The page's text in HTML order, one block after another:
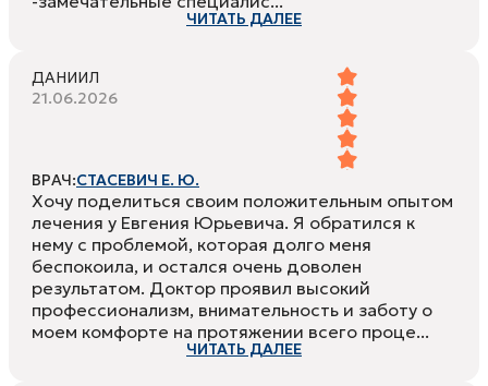
ЧИТАТЬ ДАЛЕЕ
ДАНИИЛ
21.06.2026
ВРАЧ:СТАСЕВИЧ Е. Ю.
Хочу поделиться своим положительным опытом
лечения у Евгения Юрьевича. Я обратился к
нему с проблемой, которая долго меня
беспокоила, и остался очень доволен
результатом. Доктор проявил высокий
профессионализм, внимательность и заботу о
моем комфорте на протяжении всего проце...
ЧИТАТЬ ДАЛЕЕ